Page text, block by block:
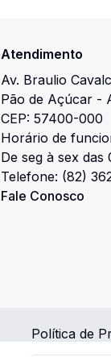
Atendimento
Av. Braulio
Pão de Açúcar -
CEP:57400-000
Horário de
De seg à sex das
Telefone: (82)
Fale Conosco
Política de